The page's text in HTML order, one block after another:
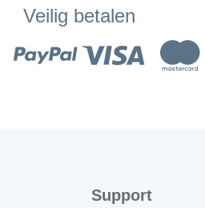
Veilig betalen
Support